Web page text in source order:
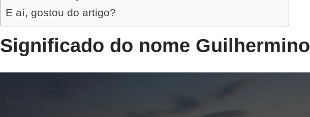
E aí, gostou do artigo?
Significado do nome Guilhermino